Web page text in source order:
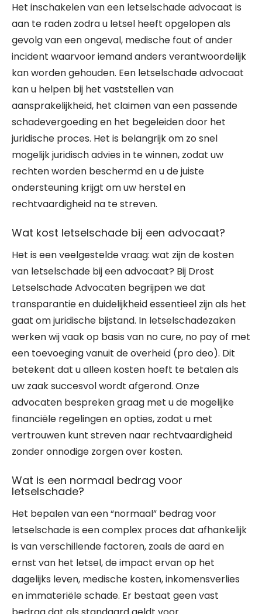
Het inschakelen van een letselschade advocaat is
aan te raden zodra u letsel heeft opgelopen als
gevolg van een ongeval, medische fout of ander
incident waarvoor iemand anders verantwoordelijk
kan worden gehouden. Een letselschade advocaat
kan u helpen bij het vaststellen van
aansprakelijkheid, het claimen van een passende
schadevergoeding en het begeleiden door het
juridische proces. Het is belangrijk om zo snel
mogelijk juridisch advies in te winnen, zodat uw
rechten worden beschermd en u de juiste
ondersteuning krijgt om uw herstel en
rechtvaardigheid na te streven.
Wat kost letselschade bij een advocaat?
Het is een veelgestelde vraag: wat zijn de kosten
van letselschade bij een advocaat? Bij Drost
Letselschade Advocaten begrijpen we dat
transparantie en duidelijkheid essentieel zijn als het
gaat om juridische bijstand. In letselschadezaken
werken wij vaak op basis van no cure, no pay of met
een toevoeging vanuit de overheid (pro deo). Dit
betekent dat u alleen kosten hoeft te betalen als
uw zaak succesvol wordt afgerond. Onze
advocaten bespreken graag met u de mogelijke
financiële regelingen en opties, zodat u met
vertrouwen kunt streven naar rechtvaardigheid
zonder onnodige zorgen over kosten.
Wat is een normaal bedrag voor
letselschade?
Het bepalen van een “normaal” bedrag voor
letselschade is een complex proces dat afhankelijk
is van verschillende factoren, zoals de aard en
ernst van het letsel, de impact ervan op het
dagelijks leven, medische kosten, inkomensverlies
en immateriële schade. Er bestaat geen vast